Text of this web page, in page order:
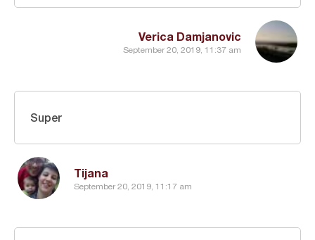
Verica Damjanovic
September 20, 2019, 11:37 am
Tijana
September 20, 2019, 11:17 am
Super